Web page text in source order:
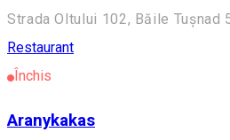
Strada Oltului 102, Băile Tușnad
Restaurant
Închis
Aranykakas